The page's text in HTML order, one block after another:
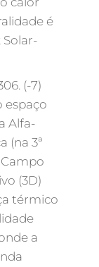
é
(-7)
espaço
Alfa-
(na 3ª
(3D)
térmico
a